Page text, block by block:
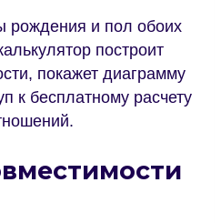
рождения и пол обоих
построит
покажет диаграмму
к бесплатному расчету